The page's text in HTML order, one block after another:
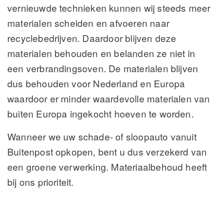
vernieuwde technieken kunnen wij steeds meer
materialen scheiden en afvoeren naar
recyclebedrijven. Daardoor blijven deze
materialen behouden en belanden ze niet in
een verbrandingsoven. De materialen blijven
dus behouden voor Nederland en Europa
waardoor er minder waardevolle materialen van
buiten Europa ingekocht hoeven te worden.
Wanneer we uw schade- of sloopauto vanuit
Buitenpost opkopen, bent u dus verzekerd van
een groene verwerking. Materiaalbehoud heeft
bij ons prioriteit.